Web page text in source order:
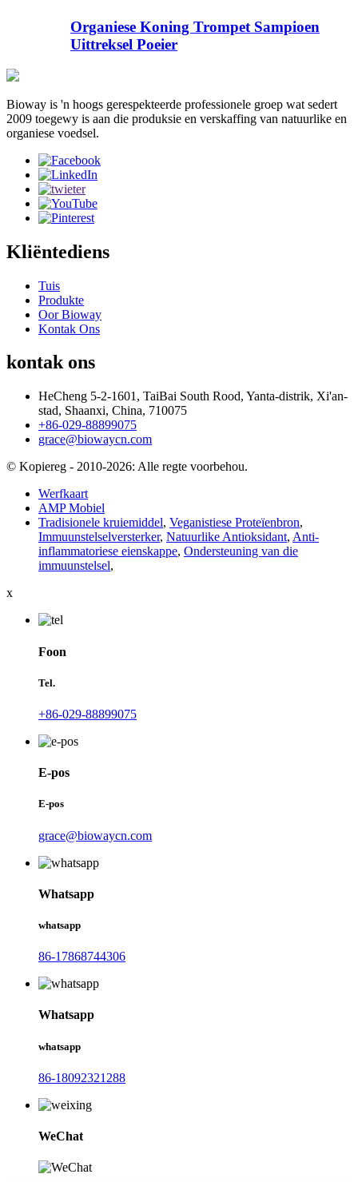
Organiese Koning Trompet Sampioen
Uittreksel Poeier
Bioway is 'n hoogs gerespekteerde professionele groep wat sedert
2009 toegewy is aan die produksie en verskaffing van natuurlike en
organiese voedsel.
Kliëntediens
Tuis
Produkte
Oor Bioway
Kontak Ons
kontak ons
HeCheng 5-2-1601, TaiBai South Rood, Yanta-distrik, Xi'an-
stad, Shaanxi, China, 710075
+86-029-88899075
grace@biowaycn.com
© Kopiereg - 2010-2026: Alle regte voorbehou.
Werfkaart
AMP Mobiel
Tradisionele kruiemiddel, Veganistiese Proteïenbron,
Immuunstelselversterker, Natuurlike Antioksidant, Anti-
inflammatoriese eienskappe, Ondersteuning van die
immuunstelsel,
x
Foon
Tel.
+86-029-88899075
E-pos
E-pos
grace@biowaycn.com
Whatsapp
whatsapp
86-17868744306
Whatsapp
whatsapp
86-18092321288
WeChat